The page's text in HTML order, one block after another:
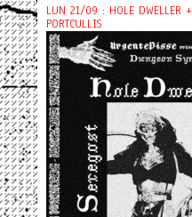
LUN 21/09 : HOLE DWELLER
PORTCULLIS